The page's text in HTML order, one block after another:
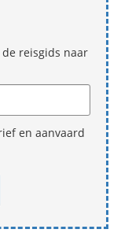
reisgids naar
en aanvaard